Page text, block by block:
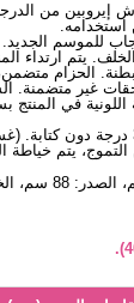
من
استخدامه.
للموسم الجديد.
يتم ارتداء
الحزام
غير متضمنة.
في المنتج
يتم خياطة